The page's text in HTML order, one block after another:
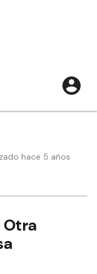
hace 5 años
Otra